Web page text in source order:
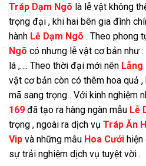
Tráp Dạm Ngõ là lễ vật không
trọng đại , khi hai bên gia đình
hành Lễ Dạm Ngõ . Theo phong
Ngõ có nhưng lễ vật cơ bản như
lá ,…. Theo thời đại mới nên Lẵng
vật cơ bản còn có thêm hoa quả
mã sang trọng . Với kinh nghiệm
169 đã tạo ra hàng ngàn mẫu Lễ
trọng , ngoài ra dịch vụ Tráp Ăn
Vip và những mẫu Hoa Cưới
sự trải nghiệm dịch vụ tuyệt vời .